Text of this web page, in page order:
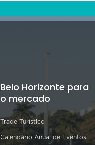
Belo Horizonte para
o mercado
Trade Turístico
Calendário Anual de Eventos